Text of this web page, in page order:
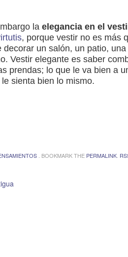
la elegancia en el
, porque vestir no es más
decorar un salón, un patio,
Vestir elegante es saber
prendas; lo que le va bien a
sienta bien lo mismo.
. BOOKMARK THE PERMALINK